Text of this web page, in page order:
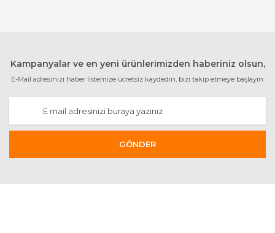
Kampanyalar ve en yeni ürünlerimizden haberiniz olsun,
E-Mail adresinizi haber listemize ücretsiz kaydedin, bizi takip etmeye başlayın.
GÖNDER